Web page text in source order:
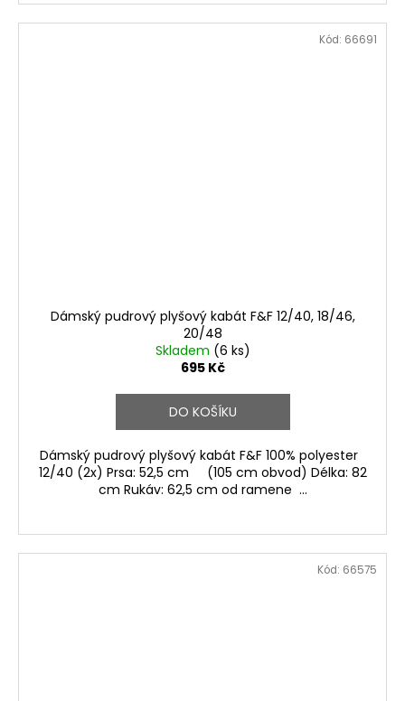
Dámský pudrový plyšový kabát F&F 12/40, 18/46,
20/48
Skladem (6 ks)
695 Kč
DO KOŠÍKU
Dámský pudrový plyšový kabát F&F 100% polyester
12/40 (2x) Prsa: 52,5 cm (105 cm obvod) Délka: 82
cm Rukáv: 62,5 cm od ramene ...
Kód: 66691
Kód: 66575